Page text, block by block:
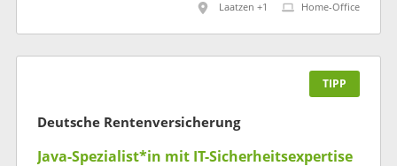
Laatzen +1
Home-Office
TIPP
Deutsche Rentenversicherung
Java-Spezialist*in mit IT-Sicherheitsexpertise